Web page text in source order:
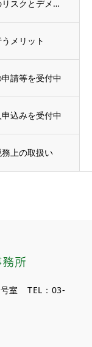
確定申告を行わない場合のリスクとデメリット
メリット
請等を受付中
込みを受付中
上の取扱い
室 TEL：03-